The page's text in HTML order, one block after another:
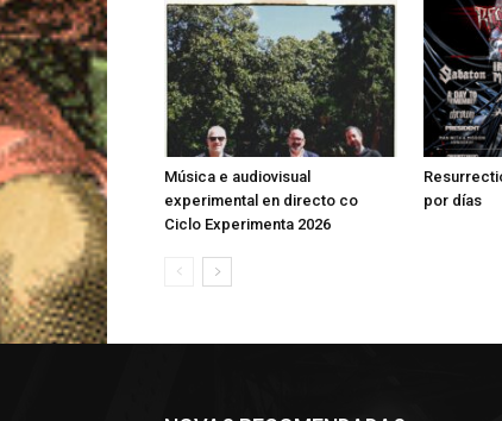
Música e audiovisual
experimental en directo co
Ciclo Experimenta 2026
por días